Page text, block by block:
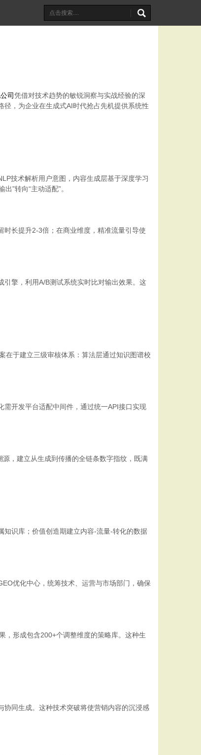
司凭借对技术趋势的敏锐洞察与实战经验的深
，为企业在生成式AI时代抢占先机提供系统性
技术解析用户意图，内容生成层基于深度学习
”转向“主动适配”。
长提升2-3倍；在商业维度，精准流量引导使
擎，利用A/B测试系统实时比对输出效果。这
在于建立三级审核体系：算法层通过知识图谱校
开发平台适配中间件，通过统一API接口实现
，建立从生成到传播的全链条数字指纹，既满
知识库；价值创造期建立内容-流量-转化的数据
优化中心，统筹技术、运营与市场部门，确保
，形成包含200+个调整维度的策略库。这种生
协同生成。这种技术突破将使营销内容的沉浸感